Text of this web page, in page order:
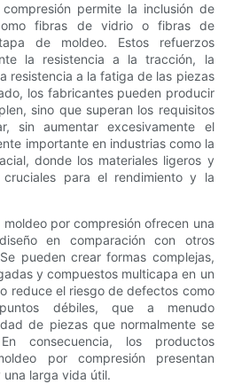
permite la inclusión de
fibras de vidrio o fibras de
de moldeo. Estos refuerzos
la resistencia a la tracción, la
resistencia a la fatiga de las piezas
los fabricantes pueden producir
sino que superan los requisitos
sin aumentar excesivamente el
importante en industrias como la
donde los materiales ligeros y
para el rendimiento y la
por compresión ofrecen una
en comparación con otros
pueden crear formas complejas,
y compuestos multicapa en un
reduce el riesgo de defectos como
débiles, que a menudo
de piezas que normalmente se
consecuencia, los productos
por compresión presentan
larga vida útil.